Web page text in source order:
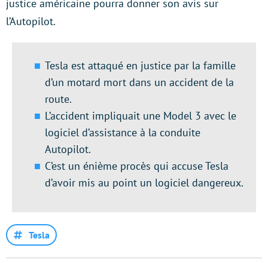
justice américaine pourra donner son avis sur
l’Autopilot.
Tesla est attaqué en justice par la famille
d’un motard mort dans un accident de la
route.
L’accident impliquait une Model 3 avec le
logiciel d’assistance à la conduite
Autopilot.
C’est un énième procès qui accuse Tesla
d’avoir mis au point un logiciel dangereux.
Tesla